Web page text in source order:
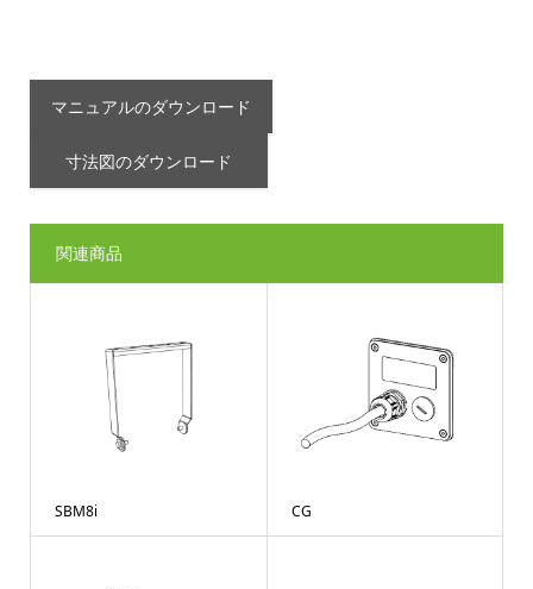
マニュアルのダウンロード
寸法図のダウンロード
関連商品
SBM8i CG